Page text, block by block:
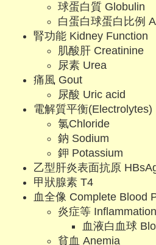
球蛋白質 Globulin
白蛋白球蛋白比例
腎功能 Kidney Function
肌酸肝 Creatinine
尿素 Urea
痛風 Gout
尿酸 Uric acid
電解質平衡(Electrolytes)
氯Chloride
鈉 Sodium
鉀 Potassium
乙型肝炎表面抗原
甲狀腺素 T4
血全像 Complete Blood
炎症等
血液白血球
貧血 Anemia